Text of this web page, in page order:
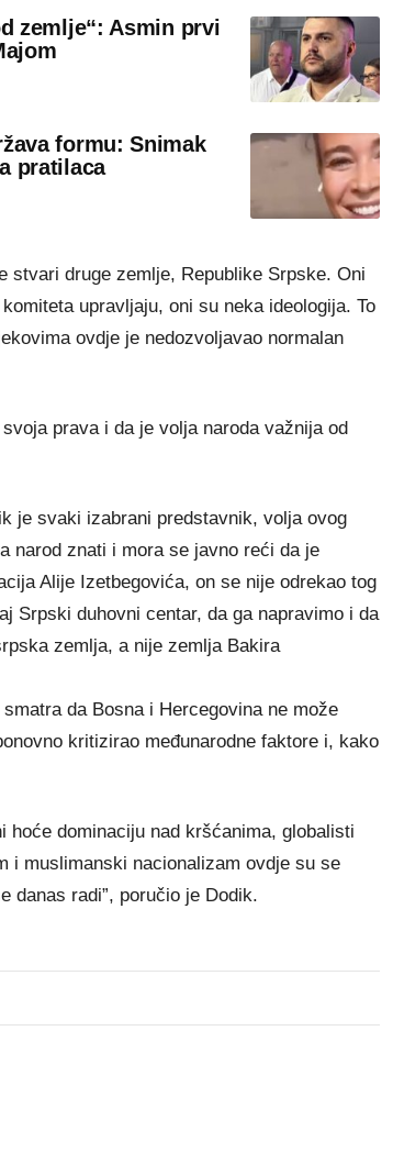
zemlje“: Asmin prvi
formu: Snimak
pratilaca
stvari druge zemlje, Republike Srpske. Oni
upravljaju, oni su neka ideologija. To
ovdje je nedozvoljavao normalan
prava i da je volja naroda važnija od
je svaki izabrani predstavnik, volja ovog
narod znati i mora se javno reći da je
Alije Izetbegovića, on se nije odrekao tog
Srpski duhovni centar, da ga napravimo i da
zemlja, a nije zemlja Bakira
da Bosna i Hercegovina ne može
kritizirao međunarodne faktore i, kako
hoće dominaciju nad kršćanima, globalisti
i muslimanski nacionalizam ovdje su se
danas radi”, poručio je Dodik.